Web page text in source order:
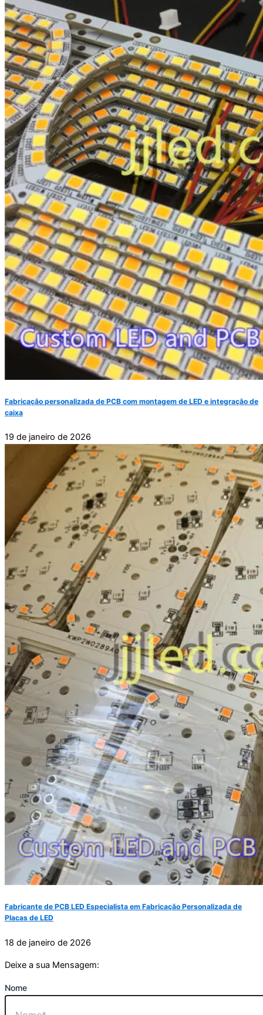
Fabricação personalizada de PCB com montagem de LED e integração de
caixa
19 de janeiro de 2026
Fabricante de PCB LED Especialista em Fabricação Personalizada de
Placas de LED
18 de janeiro de 2026
Deixe a sua Mensagem:
Nome